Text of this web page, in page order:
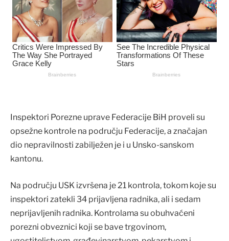
Inspektori Porezne uprave Federacije BiH proveli su
opsežne kontrole na području Federacije, a značajan
dio nepravilnosti zabilježen je i u Unsko-sanskom
kantonu.
Na području USK izvršena je 21 kontrola, tokom koje su
inspektori zatekli 34 prijavljena radnika, ali i sedam
neprijavljenih radnika. Kontrolama su obuhvaćeni
porezni obveznici koji se bave trgovinom,